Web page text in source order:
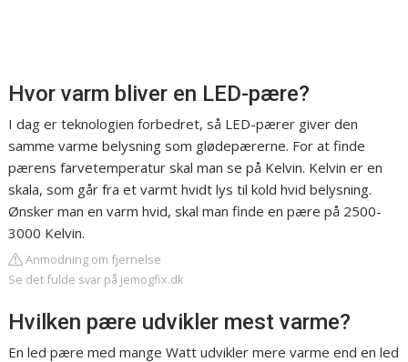
Hvor varm bliver en LED-pære?
I dag er teknologien forbedret, så LED-pærer giver den
samme varme belysning som glødepærerne. For at finde
pærens farvetemperatur skal man se på Kelvin. Kelvin er en
skala, som går fra et varmt hvidt lys til kold hvid belysning.
Ønsker man en varm hvid, skal man finde en pære på 2500-
3000 Kelvin.
Anmodning om fjernelse
Se det fulde svar på jemogfix.dk
Hvilken pære udvikler mest varme?
En led pære med mange Watt udvikler mere varme end en led